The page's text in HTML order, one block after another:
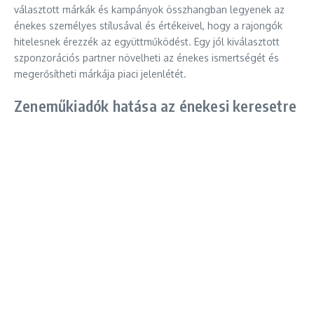
választott márkák és kampányok összhangban legyenek az
énekes személyes stílusával és értékeivel, hogy a rajongók
hitelesnek érezzék az együttműködést. Egy jól kiválasztott
szponzorációs partner növelheti az énekes ismertségét és
megerősítheti márkája piaci jelenlétét.
Zeneműkiadók hatása az énekesi keresetre